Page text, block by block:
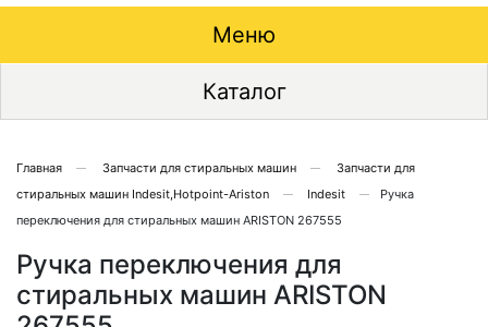
Меню
Каталог
Главная Запчасти для стиральных машин
Запчасти для
стиральных машин Indesit,Hotpoint-Ariston
Indesit
Ручка
переключения для стиральных машин ARISTON 267555
Ручка переключения для
стиральных машин ARISTON